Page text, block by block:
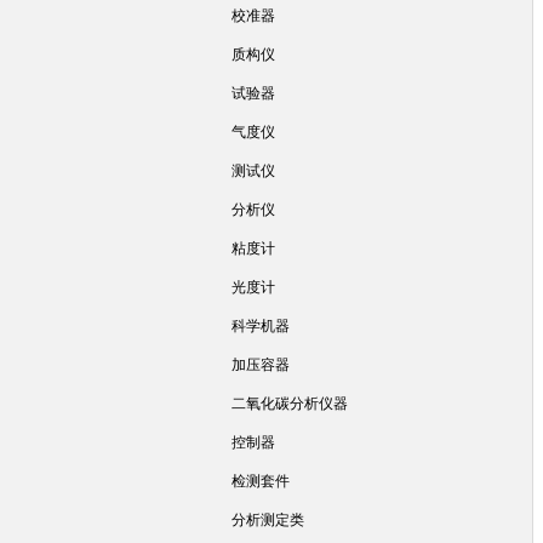
校准器
质构仪
试验器
气度仪
测试仪
分析仪
粘度计
光度计
科学机器
加压容器
二氧化碳分析仪器
控制器
检测套件
分析测定类